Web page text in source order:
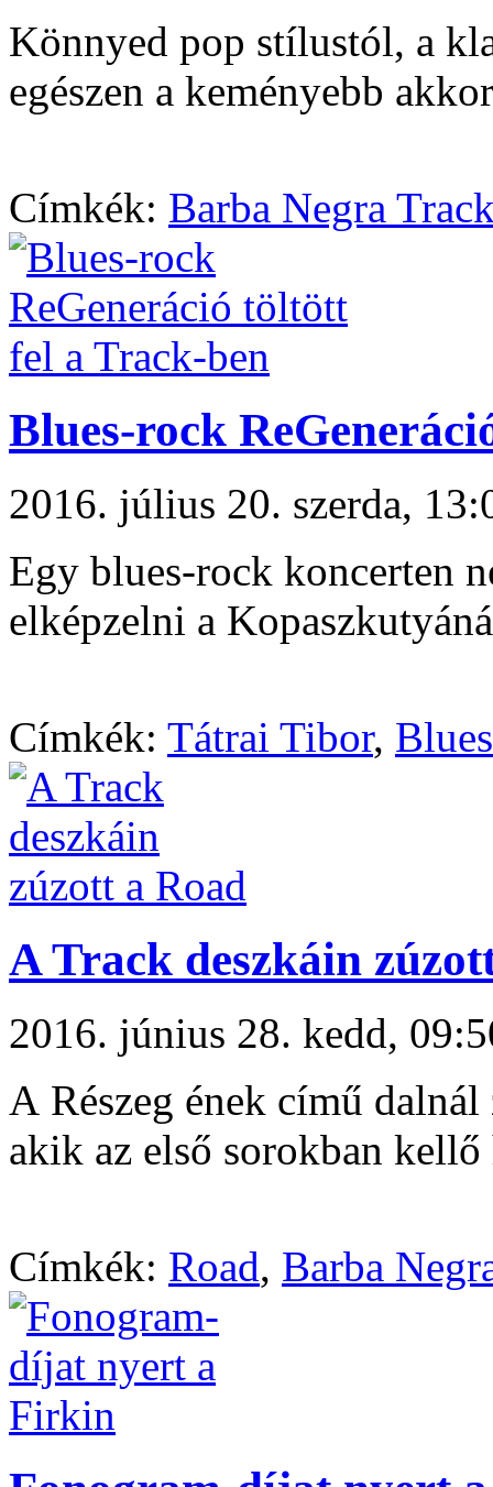
Könnyed pop stílustól, a
egészen a keményebb
Címkék: Barba Negra
Blues-rock
2016. július 20. szerda,
Egy blues-rock koncerten
elképzelni a
Címkék: Tátrai Tibor, Blues
A Track deszkáin
2016. június 28. kedd,
A Részeg ének című
akik az első sorokban kellő
Címkék: Road, Barba